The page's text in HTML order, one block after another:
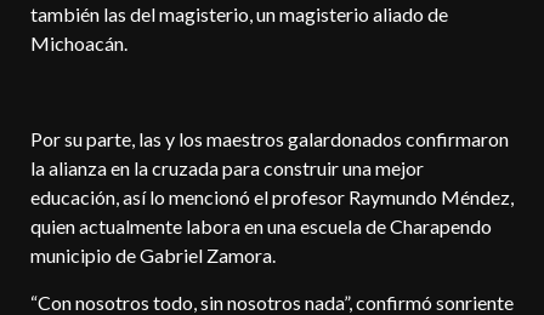
también las del magisterio, un magisterio aliado de
Michoacán.
Por su parte, las y los maestros galardonados confirmaron
la alianza en la cruzada para construir una mejor
educación, así lo mencionó el profesor Raymundo Méndez,
quien actualmente labora en una escuela de Charapendo
municipio de Gabriel Zamora.
“Con nosotros todo, sin nosotros nada”, confirmó sonriente